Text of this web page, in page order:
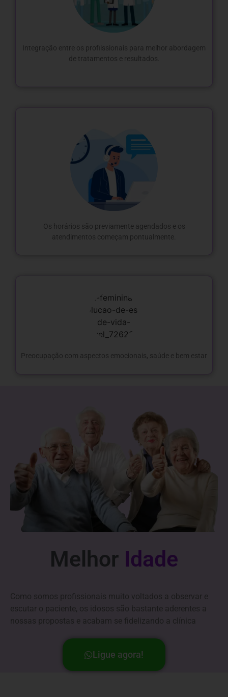
Integração entre os profiissionais para melhor abordagem
de tratamentos e resultados.
Os horários são previamente agendados e os
atendimentos começam pontualmente.
Preocupação com aspectos emocionais, saúde e bem estar
Melhor Ida deAten
Rec
Como somos profissionais muito voltados a observar e
escutar o paciente, os idosos são bastante aderentes a
nossas propostas e acabam se fidelizando a clínica
Ligue agora!